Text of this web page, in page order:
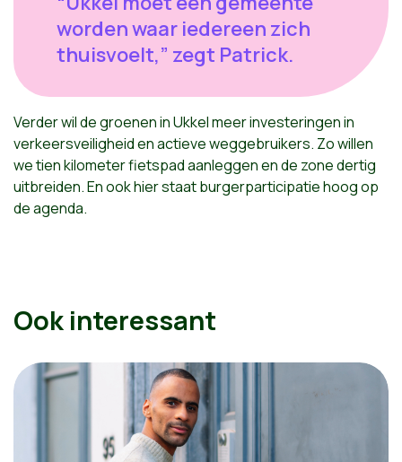
worden waar iedereen zich
thuisvoelt,” zegt Patrick.
Verder wil de groenen in Ukkel meer investeringen in
verkeersveiligheid en actieve weggebruikers. Zo willen
we tien kilometer fietspad aanleggen en de zone dertig
uitbreiden. En ook hier staat burgerparticipatie hoog op
de agenda.
Ook interessant